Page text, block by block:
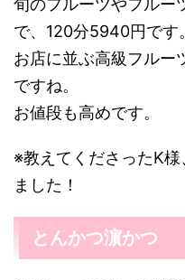
旬のフルーツやフルー
で、120分5940円です。
お店に並ぶ高級フルー
ですね。
お値段も高めです。
※教えてくださったK
ました！
とんかつ濵かつ